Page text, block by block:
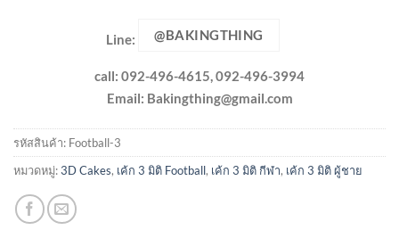
Line: @BAKINGTHING
call: 092-496-4615, 092-496-3994
Email: Bakingthing@gmail.com
รหัสสินค้า: Football-3
หมวดหมู่:3D Cakes, เค้ก 3 มิติ Football, เค้ก 3 มิติ กีฬา, เค้ก 3 มิติ ผู้ชาย